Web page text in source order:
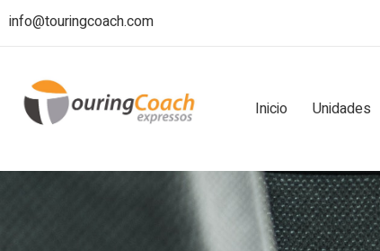
info@touringcoach.com
Inicio Unidades